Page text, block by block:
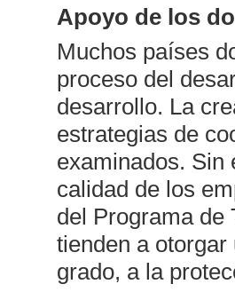
Apoyo de los
Muchos países
proceso del
desarrollo. La
estrategias de
examinados. Sin
calidad de los
del Programa de
tienden a
grado, a la